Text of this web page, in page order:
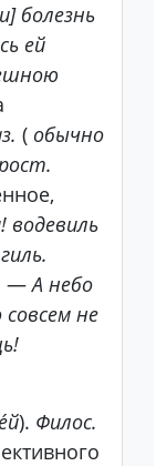
болезнь
ей
( обычно
водевиль
—А небо
не
е́й). Филос.